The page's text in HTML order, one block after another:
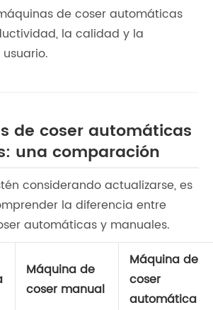
de coser automáticas
la calidad y la
de coser automáticas
una comparación
considerando actualizarse, es
la diferencia entre
automáticas y manuales.
Máquina de
coser manual
Máquina de
coser
automática